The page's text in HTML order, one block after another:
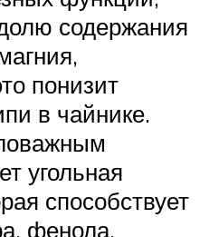
содержания
понизит
в чайнике.
угольная
способствует
фенола,